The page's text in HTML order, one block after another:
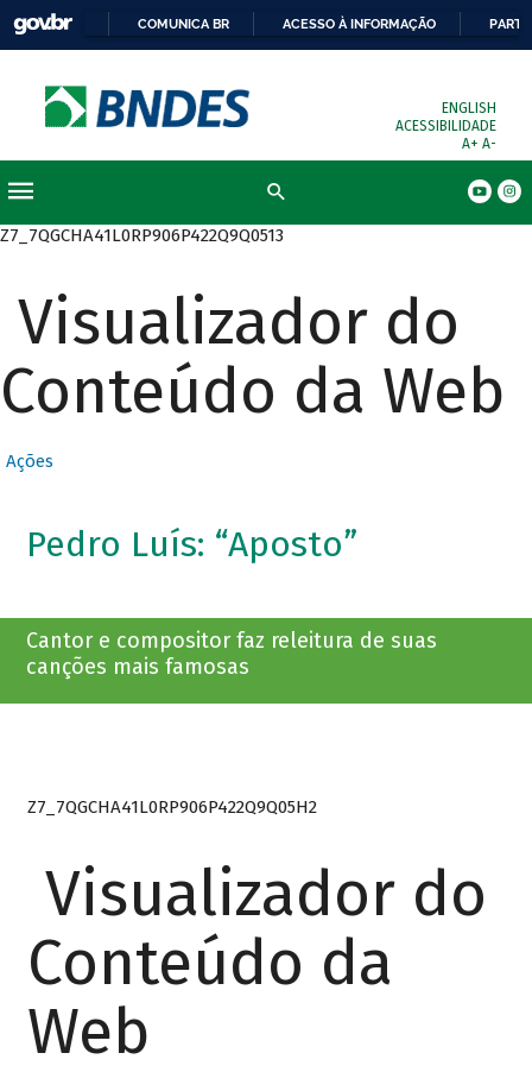
COMUNICA BR ACESSO À INFORMAÇÃO
ENGLISH
ACESSIBILIDADE
A+ A-
Z7_7QGCHA41L0RP906P422Q9Q0513
Visualizador do
Conteúdo da Web
Ações
Pedro Luís: “Aposto”
Cantor e compositor faz releitura de suas
canções mais famosas
Z7_7QGCHA41L0RP906P422Q9Q05H2
Visualizador do
Conteúdo da
Web